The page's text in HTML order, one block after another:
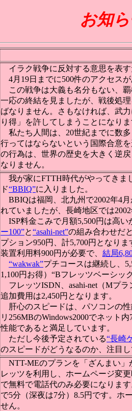
お知
イラク戦争に反対する意思を表す
4月19日までに500件のアクセスが
この戦争は大義も名分もない、
一応の終結を見ましたが、戦後処
ばなりません。さもなければ、武
り得」を許してしまうことになりま
私たち人間は、20世紀までに数
行ってはならないという国際合意
の行為は、世界の歴史を大きく逆
なりません。
我が家にFTTH時代がやってきま
ド“BBIQ”に入りました。
BBIQは福岡、北九州で2002年4
れていましたが、長崎地区では
ISP料金こみで月額5,500円は高
ー100”と“asahi-net”の組み合わせだ
プション950円、計5,700円となり
装置利用料900円が必要で、 結局
“wakwak”プチコースは継続し、
1,100円お得）“Bフレッツベーシッ
フレッツISDN、asahi-net（Mプラ
追加費用は2,450円となります。
肝心のスピードは、パソコンの性
リ256MBのWindows2000でネット
性能であると満足しています。
ただし今後予定されている“長崎
のスピードがどうなるのか、注目し
NTT-MEのプランを「ざんまい」
レッツを利用し、ホームページ変
で無料で電話代のみ必要になりま
で5分（深夜は7分）8.5円です。ホ
せん。